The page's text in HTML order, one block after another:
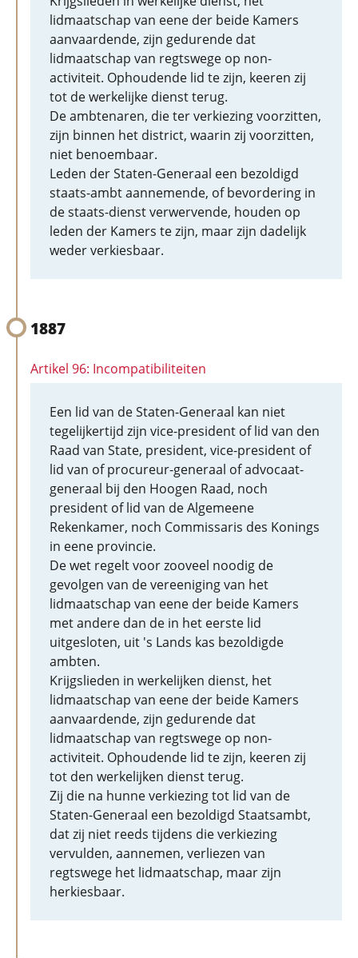
lidmaatschap van eene der beide Kamers
aanvaardende, zijn gedurende dat
lidmaatschap van regtswege op non-
activiteit. Ophoudende lid te zijn, keeren zij
tot de werkelijke dienst terug.
De ambtenaren, die ter verkiezing voorzitten,
zijn binnen het district, waarin zij voorzitten,
niet benoembaar.
Leden der Staten-Generaal een bezoldigd
staats-ambt aannemende, of bevordering in
de staats-dienst verwervende, houden op
leden der Kamers te zijn, maar zijn dadelijk
weder verkiesbaar.
1887
Artikel 96: Incompatibiliteiten
Een lid van de Staten-Generaal kan niet
tegelijkertijd zijn vice-president of lid van den
Raad van State, president, vice-president of
lid van of procureur-generaal of advocaat-
generaal bij den Hoogen Raad, noch
president of lid van de Algemeene
Rekenkamer, noch Commissaris des Konings
in eene provincie.
De wet regelt voor zooveel noodig de
gevolgen van de vereeniging van het
lidmaatschap van eene der beide Kamers
met andere dan de in het eerste lid
uitgesloten, uit 's Lands kas bezoldigde
ambten.
Krijgslieden in werkelijken dienst, het
lidmaatschap van eene der beide Kamers
aanvaardende, zijn gedurende dat
lidmaatschap van regtswege op non-
activiteit. Ophoudende lid te zijn, keeren zij
tot den werkelijken dienst terug.
Zij die na hunne verkiezing tot lid van de
Staten-Generaal een bezoldigd Staatsambt,
dat zij niet reeds tijdens die verkiezing
vervulden, aannemen, verliezen van
regtswege het lidmaatschap, maar zijn
herkiesbaar.